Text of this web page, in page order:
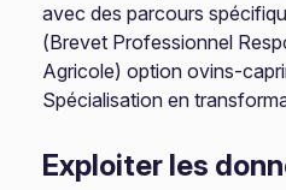
avec des parcours
(Brevet Professionnel
Agricole) option ovins-
Spécialisation en
Exploiter les